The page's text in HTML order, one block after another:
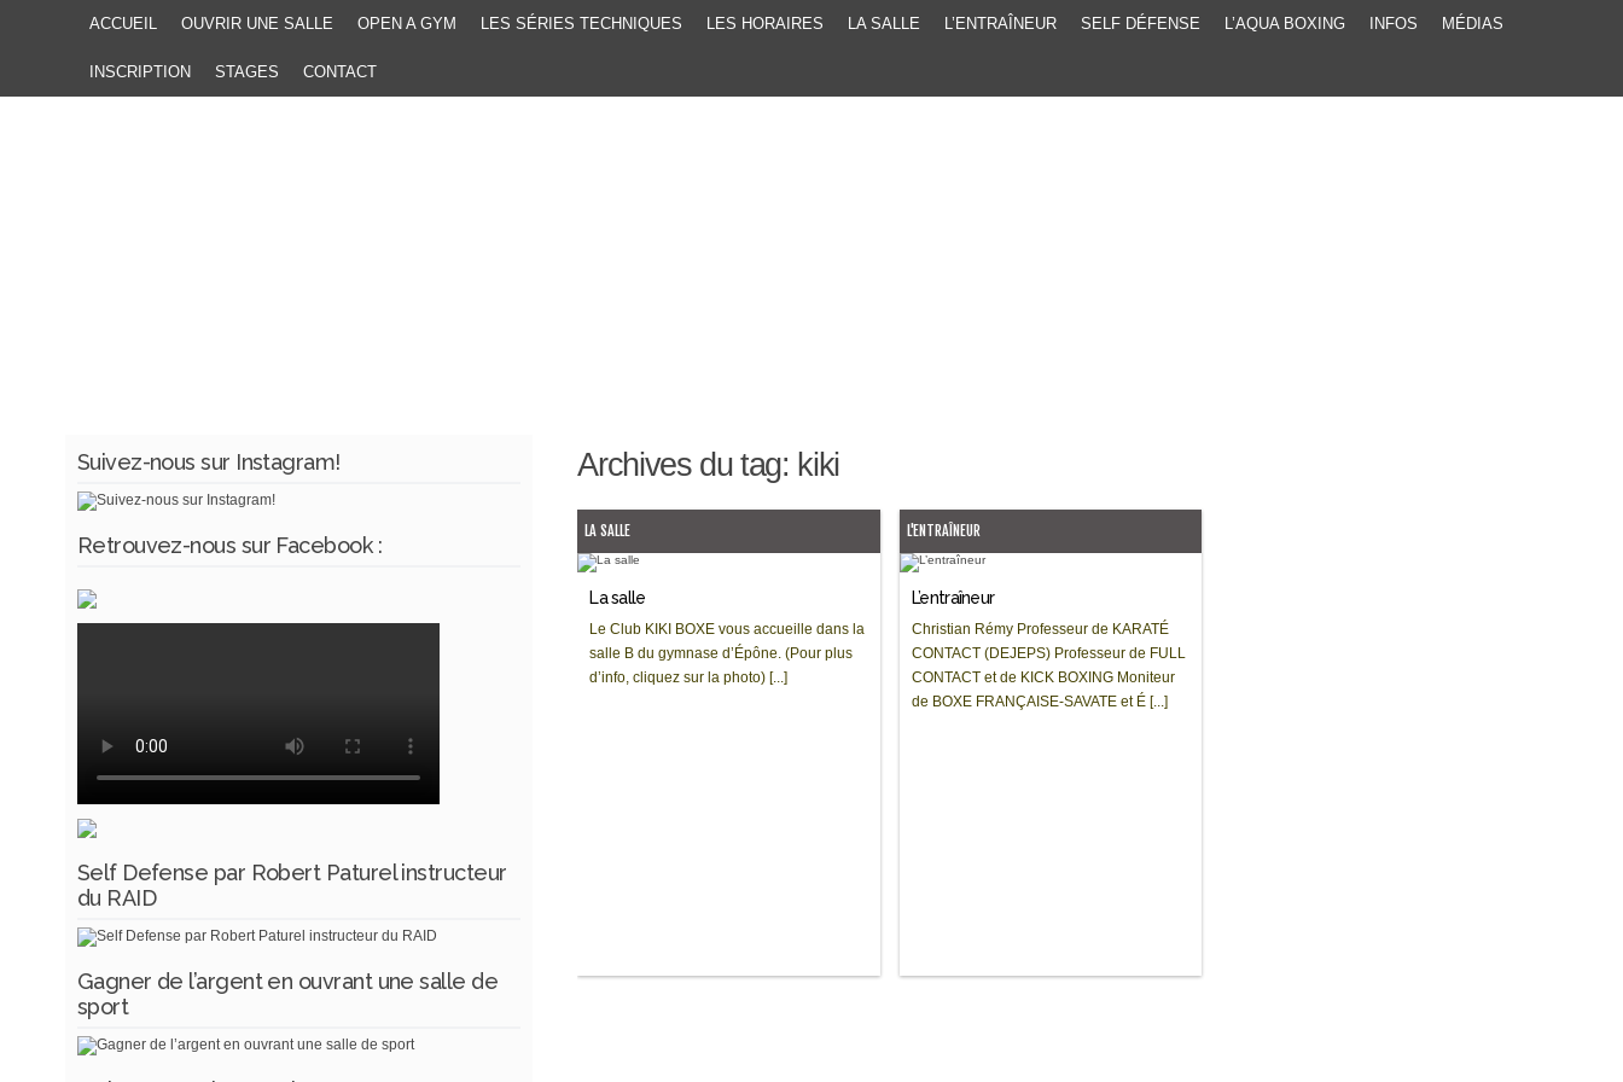
ACCUEIL OUVRIR UNE SALLE OPEN A GYM LES SÉRIES TECHNIQUES LES HORAIRES LA SALLE L’ENTRAÎNEUR SELF DÉFENSE L’AQUA BOXING INFOS MÉDIAS
INSCRIPTION STAGES CONTACT
Archives du tag: kiki
LA SALLE
La salle
Le Club KIKI BOXE vous accueille dans la
salle B du gymnase d’Épône. (Pour plus
d’info, cliquez sur la photo) [...]
L'ENTRAÎNEUR
L’entraîneur
Christian Rémy Professeur de KARATÉ
CONTACT (DEJEPS) Professeur de FULL
CONTACT et de KICK BOXING Moniteur
de BOXE FRANÇAISE-SAVATE et É [...]
Suivez-nous sur Instagram!
Retrouvez-nous sur Facebook :
Self Defense par Robert Paturel instructeur
du RAID
Gagner de l’argent en ouvrant une salle de
sport